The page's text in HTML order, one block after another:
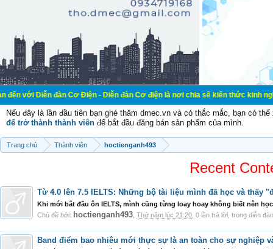
đàn Cơ Điện - Diễn đàn Cơ điện là nơi chia sẽ kiến thức kinh nghiệm
Nếu đây là lần đầu tiên bạn ghé thăm dmec.vn và có thắc mắc, bạn có
để trở thành thành viên để bắt đầu đăng bán sản phẩm của mình.
Trang chủ Thành viên hoctienganh493
Recent
Từ 4.0 lên 7.5 IELTS: Những bộ tài liệu mình đã học và thấy
Khi mới bắt đầu ôn IELTS, mình cũng từng loay hoay không biết nên
Chủ đề bởi: hoctienganh493 Thứ năm lúc 21:20 , 0 lần trả lời, trong diễn
Band điểm bao nhiêu mới thực sự là an toàn cho sự nghiệp